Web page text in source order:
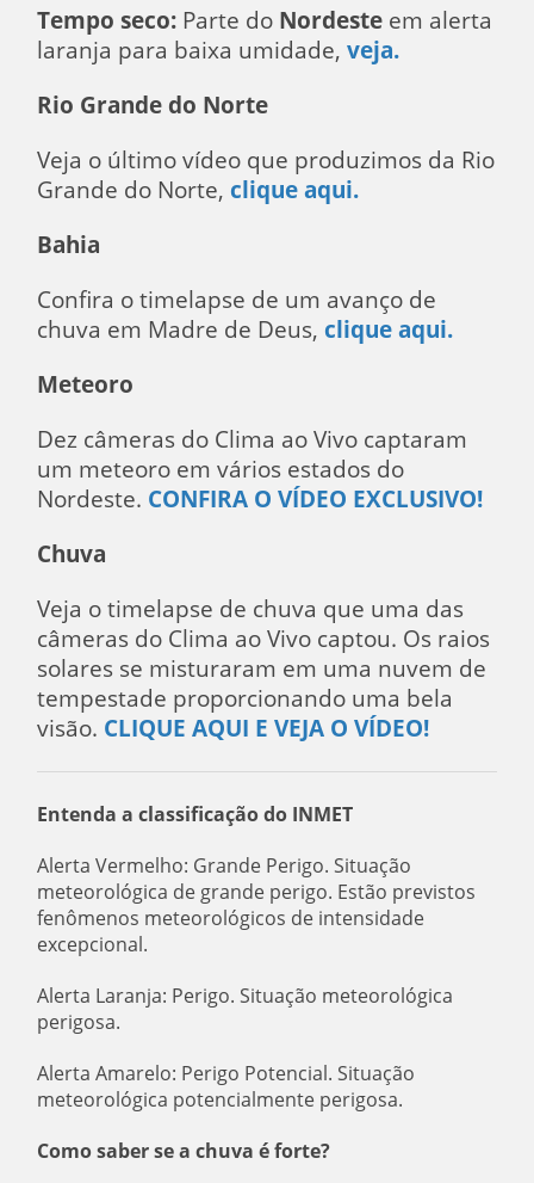
Tempo seco: Parte do Nordeste em alerta
laranja para baixa umidade,veja.
Rio Grande do Norte
Veja o último vídeo que produzimos da Rio
Grande do Norte,clique aqui.
Bahia
Confira o timelapse de um avanço de
chuva em Madre de Deus,clique aqui.
Meteoro
Dez câmeras do Clima ao Vivo captaram
um meteoro em vários estados do
Nordeste. CONFIRA O VÍDEO EXCLUSIVO!
Chuva
Veja o timelapse de chuva que uma das
câmeras do Clima ao Vivo captou. Os raios
solares se misturaram em uma nuvem de
tempestade proporcionando uma bela
visão. CLIQUE AQUI E VEJA O VÍDEO!
Entenda a classificação do INMET
Alerta Vermelho: Grande Perigo. Situação
meteorológica de grande perigo. Estão previstos
fenômenos meteorológicos de intensidade
excepcional.
Alerta Laranja: Perigo. Situação meteorológica
perigosa.
Alerta Amarelo: Perigo Potencial. Situação
meteorológica potencialmente perigosa.
Como saber se a chuva é forte?